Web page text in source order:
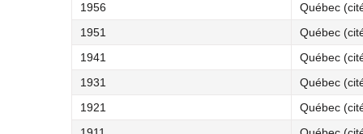
1956
Québec
1951
Québec
1941
Québec
1931
Québec
1921
Québec